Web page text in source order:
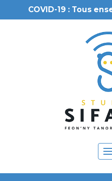
COVID-19 : Tous